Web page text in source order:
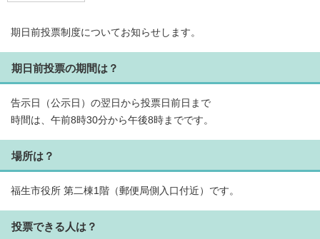
期日前投票制度についてお知らせします。
期日前投票の期間は？
告示日（公示日）の翌日から投票日前日まで
時間は、午前8時30分から午後8時までです。
場所は？
福生市役所 第二棟1階（郵便局側入口付近）です。
投票できる人は？